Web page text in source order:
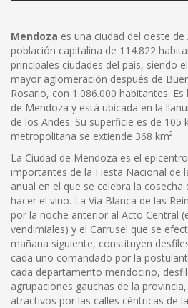
Mendoza es una ciudad del oeste
población capitalina de 114.822
principales ciudades del país, siendo
mayor aglomeración después de
Rosario, con 1.086.000 habitantes.
de Mendoza y está ubicada en la
de los Andes. Su superficie es de 105
metropolitana se extiende 368 km².
La Ciudad de Mendoza es el
importantes de la Fiesta Nacional de
anual en el que se celebra la
hacer el vino. La Vía Blanca de las
por la noche anterior al Acto Central
vendimiales) y el Carrusel que se
mañana siguiente, constituyen
cada uno comandado por la
cada departamento mendocino,
agrupaciones gauchas de la
atractivos por las calles céntricas de